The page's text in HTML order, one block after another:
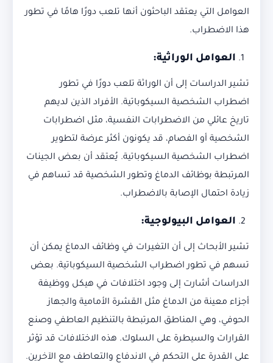
العوامل التي يعتقد الباحثون أنها تلعب دورًا هامًا في تطور
هذا الاضطراب.
العوامل الوراثية:
تشير الدراسات إلى أن الوراثة تلعب دورًا في تطور
اضطراب الشخصية السيكوباتية. الأفراد الذين لديهم
تاريخ عائلي من الاضطرابات النفسية، مثل اضطرابات
الشخصية أو الفصام، قد يكونون أكثر عرضة لتطوير
اضطراب الشخصية السيكوباتية. يُعتقد أن بعض الجينات
المرتبطة بوظائف الدماغ وتطور الشخصية قد تساهم في
زيادة احتمال الإصابة بالاضطراب.
العوامل البيولوجية:
تشير الأبحاث إلى أن التغيرات في وظائف الدماغ يمكن أن
تسهم في تطور اضطراب الشخصية السيكوباتية. بعض
الدراسات أشارت إلى وجود اختلافات في هيكل ووظيفة
أجزاء معينة من الدماغ مثل القشرة الأمامية والجهاز
الحوفي، وهي المناطق المرتبطة بالتنظيم العاطفي وصنع
القرارات والسيطرة على السلوك. هذه الاختلافات قد تؤثر
على القدرة على التحكم في الاندفاع والتعاطف مع الآخرين.